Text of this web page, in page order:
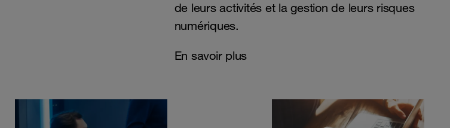
de leurs activités et la gestion de leurs risques
numériques.
En savoir plus